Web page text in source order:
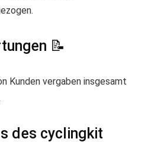
📝
Kunden vergaben insgesamt
des cyclingkit